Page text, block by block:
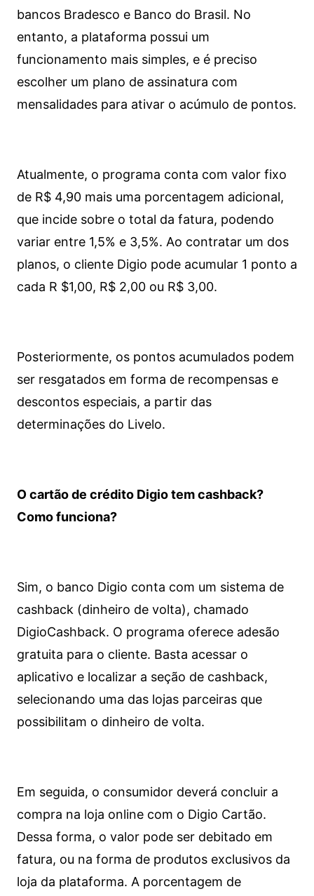
bancos Bradesco e Banco do Brasil. No
entanto, a plataforma possui um
funcionamento mais simples, e é preciso
escolher um plano de assinatura com
mensalidades para ativar o acúmulo de pontos.
Atualmente, o programa conta com valor fixo
de R$ 4,90 mais uma porcentagem adicional,
que incide sobre o total da fatura, podendo
variar entre 1,5% e 3,5%. Ao contratar um dos
planos, o cliente Digio pode acumular 1 ponto a
cada R $1,00, R$ 2,00 ou R$ 3,00.
Posteriormente, os pontos acumulados podem
ser resgatados em forma de recompensas e
descontos especiais, a partir das
determinações do Livelo.
O cartão de crédito Digio tem cashback?
Como funciona?
Sim, o banco Digio conta com um sistema de
cashback (dinheiro de volta), chamado
DigioCashback. O programa oferece adesão
gratuita para o cliente. Basta acessar o
aplicativo e localizar a seção de cashback,
selecionando uma das lojas parceiras que
possibilitam o dinheiro de volta.
Em seguida, o consumidor deverá concluir a
compra na loja online com o Digio Cartão.
Dessa forma, o valor pode ser debitado em
fatura, ou na forma de produtos exclusivos da
loja da plataforma. A porcentagem de